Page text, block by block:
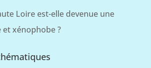
Loire est-elle devenue une
xénophobe ?